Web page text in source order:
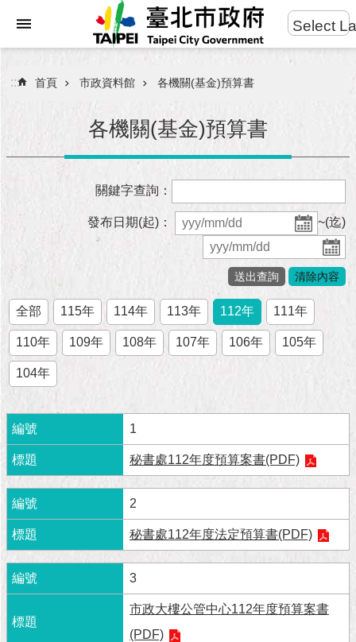
進
搜
市
團
隊
市
政
公
施
政
景
及
成
果
市
資
Select
::: 首頁 市政資料館 各機關(基金)預算書
各機關(基金)預算書
關鍵字查詢：
發布日期(起)： ~(迄)
全部 115年 114年 113年 112年 111年
110年 109年 108年 107年 106年 105年
104年
1
秘書處112年度預算案書(PDF)
2
秘書處112年度法定預算書(PDF)
3
市政大樓公管中心112年度預算案書
(PDF)